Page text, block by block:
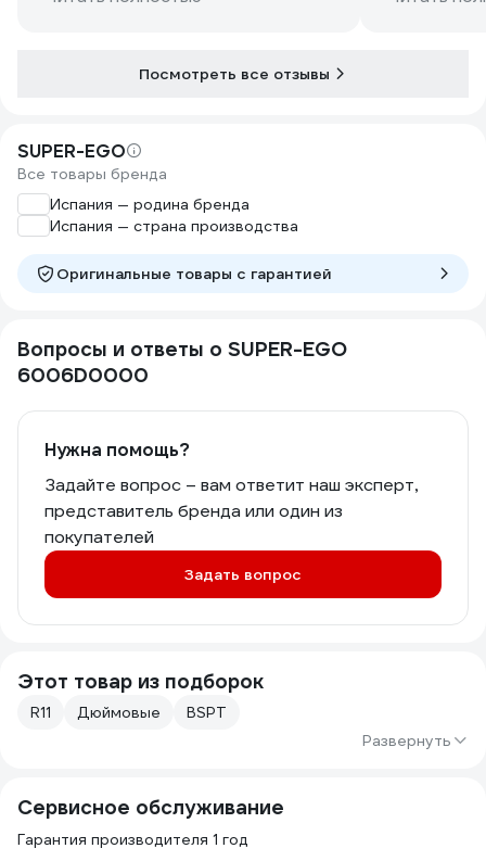
Посмотреть все отзывы
SUPER-EGO
Все товары бренда
Испания — родина бренда
Испания — страна производства
Оригинальные товары c гарантией
Вопросы и ответы о SUPER-EGO
6006D0000
Нужна помощь?
Задайте вопрос – вам ответит наш эксперт,
представитель бренда или один из
покупателей
Задать вопрос
Этот товар из подборок
R11 Дюймовые
BSPT
Развернуть
Сервисное обслуживание
Гарантия производителя 1 год